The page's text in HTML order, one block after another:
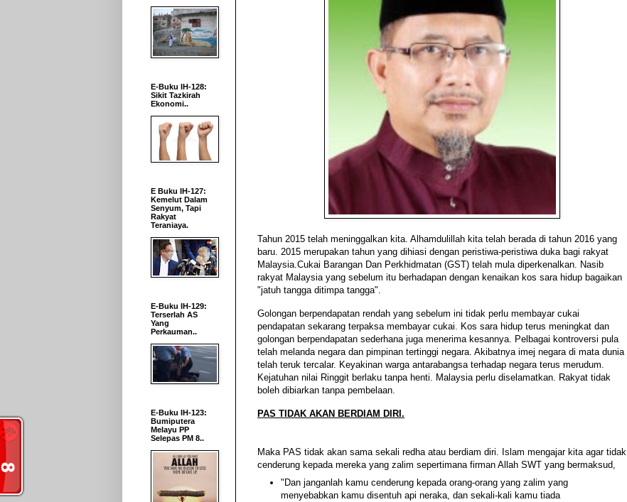
Tahun 2015 telah meninggalkan kita. Alhamdulillah kita telah berada di tahun 2016 yang
baru. 2015 merupakan tahun yang dihiasi dengan peristiwa-peristiwa duka bagi rakyat
Malaysia.Cukai Barangan Dan Perkhidmatan (GST) telah mula diperkenalkan. Nasib
rakyat Malaysia yang sebelum itu berhadapan dengan kenaikan kos sara hidup bagaikan
"jatuh tangga ditimpa tangga".
Golongan berpendapatan rendah yang sebelum ini tidak perlu membayar cukai
pendapatan sekarang terpaksa membayar cukai. Kos sara hidup terus meningkat dan
golongan berpendapatan sederhana juga menerima kesannya. Pelbagai kontroversi pula
telah melanda negara dan pimpinan tertinggi negara. Akibatnya imej negara di mata dunia
telah teruk tercalar. Keyakinan warga antarabangsa terhadap negara terus merudum.
Kejatuhan nilai Ringgit berlaku tanpa henti. Malaysia perlu diselamatkan. Rakyat tidak
boleh dibiarkan tanpa pembelaan.
PAS TIDAK AKAN BERDIAM DIRI.
Maka PAS tidak akan sama sekali redha atau berdiam diri. Islam mengajar kita agar tidak
cenderung kepada mereka yang zalim sepertimana firman Allah SWT yang bermaksud,
"Dan janganlah kamu cenderung kepada orang-orang yang zalim yang
menyebabkan kamu disentuh api neraka, dan sekali-kali kamu tiada
E-Buku IH-128:
Sikit Tazkirah
Ekonomi..
E Buku IH-127:
Kemelut Dalam
Senyum, Tapi
Rakyat
Teraniaya.
E-Buku IH-129:
Terserlah AS
Yang
Perkauman..
E-Buku IH-123:
Bumiputera
Melayu PP
Selepas PM 8..